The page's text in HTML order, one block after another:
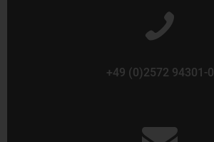
+49 (0)2572 94301-0